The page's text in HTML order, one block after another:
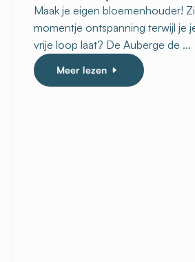
Maak je eigen bloemenhouder!
momentje ontspanning terwijl je
vrije loop laat? De Auberge de ...
Meer lezen